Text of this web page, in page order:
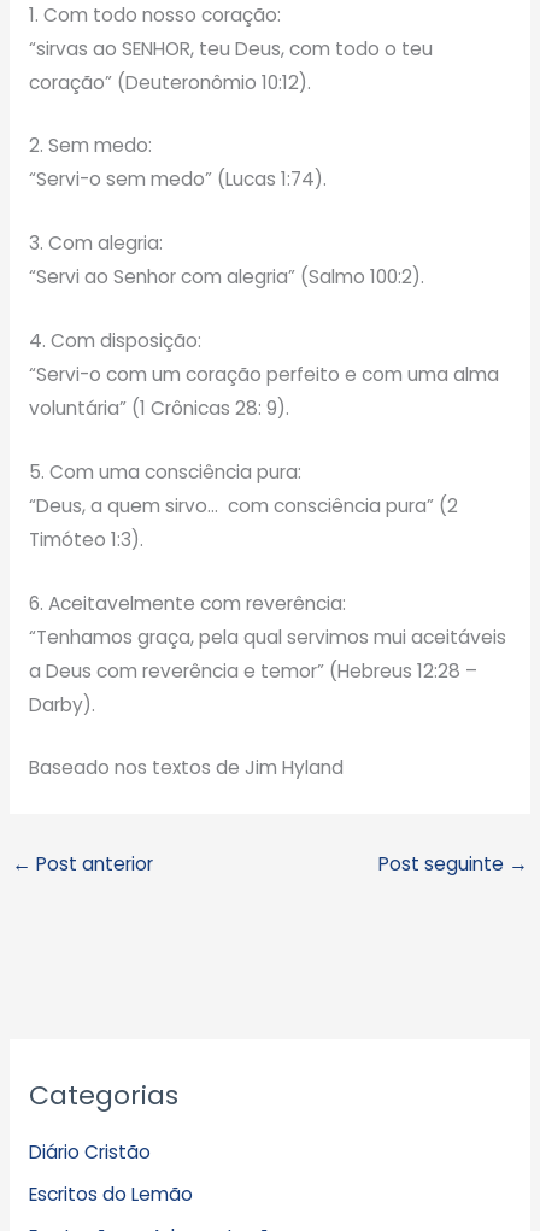
1. Com todo nosso coração:
“sirvas ao SENHOR, teu Deus, com todo o teu
coração” (Deuteronômio 10:12).
2. Sem medo:
“Servi-o sem medo” (Lucas 1:74).
3. Com alegria:
“Servi ao Senhor com alegria” (Salmo 100:2).
4. Com disposição:
“Servi-o com um coração perfeito e com uma alma
voluntária” (1 Crônicas 28: 9).
5. Com uma consciência pura:
“Deus, a quem sirvo… com consciência pura” (2
Timóteo 1:3).
6. Aceitavelmente com reverência:
“Tenhamos graça, pela qual servimos mui aceitáveis
a Deus com reverência e temor” (Hebreus 12:28 –
Darby).
Baseado nos textos de Jim Hyland
← Post anterior Post seguinte →
Categorias
Diário Cristão
Escritos do Lemão
r
i